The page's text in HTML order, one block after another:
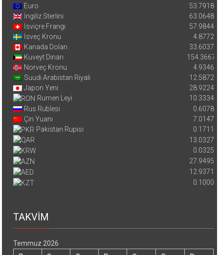
Euro
53.7918
İngiliz Sterlini
63.0648
İsviçre Frangı
57.9844
İsveç Kronu
4.8772
Kanada Doları
33.6037
Kuveyt Dinarı
154.3667
Norveç Kronu
4.9346
Suudi Arabistan Riyali
12.5872
Japon Yeni
28.9224
Rumen Leyi
10.3334
Rus Rublesi
0.6078
Çin Yuanı
7.0147
Pakistan Rupisi
0.1711
13.0327
0.0325
27.9495
12.9371
0.1000
TAKVİM
Temmuz 2026